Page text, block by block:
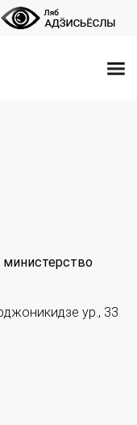
министерство
ур., 33